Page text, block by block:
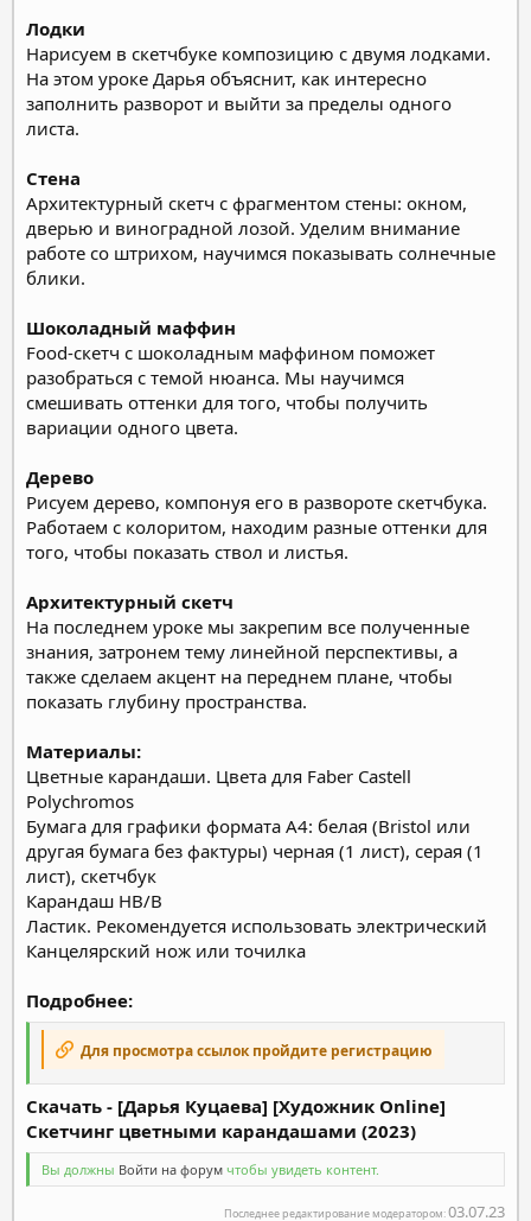
Лодки
Нарисуем в скетчбуке композицию с двумя лодками.
На этом уроке Дарья объяснит, как интересно
заполнить разворот и выйти за пределы одного
листа.
Стена
Архитектурный скетч с фрагментом стены: окном,
дверью и виноградной лозой. Уделим внимание
работе со штрихом, научимся показывать солнечные
блики.
Шоколадный маффин
Food-скетч с шоколадным маффином поможет
разобраться с темой нюанса. Мы научимся
смешивать оттенки для того, чтобы получить
вариации одного цвета.
Дерево
Рисуем дерево, компонуя его в развороте скетчбука.
Работаем с колоритом, находим разные оттенки для
того, чтобы показать ствол и листья.
Архитектурный скетч
На последнем уроке мы закрепим все полученные
знания, затронем тему линейной перспективы, а
также сделаем акцент на переднем плане, чтобы
показать глубину пространства.
Материалы:
Цветные карандаши. Цвета для Faber Castell
Polychromos
Бумага для графики формата А4: белая (Bristol или
другая бумага без фактуры) черная (1 лист), серая (1
лист), скетчбук
Карандаш НВ/В
Ластик. Рекомендуется использовать электрический
Канцелярский нож или точилка
Подробнее:
Для просмотра ссылок пройдите регистрацию
Скачать - [Дарья Куцаева] [Художник Online]
Скетчинг цветными карандашами (2023)
Вы должны Войти на форум чтобы увидеть контент.
Последнее редактирование модератором:03.07.23